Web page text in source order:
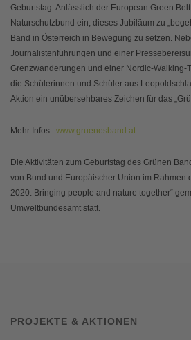
Geburtstag. Anlässlich der European Green
Naturschutzbund ein, dieses Jubiläum zu
Band in Österreich in Bewegung zu setzen.
Journalistenführungen und einer
Grenzwanderungen und einer Nordic-Walking-
die Schülerinnen und Schüler aus
Aktion ein unübersehbares Zeichen für das
Mehr Infos: www.gruenesband.at
Die Aktivitäten zum Geburtstag des Grünen
von Bund und Europäischer Union im Rahmen
2020: Bringing people and nature together“
Umweltbundesamt statt.
PROJEKTE & AKTIONEN